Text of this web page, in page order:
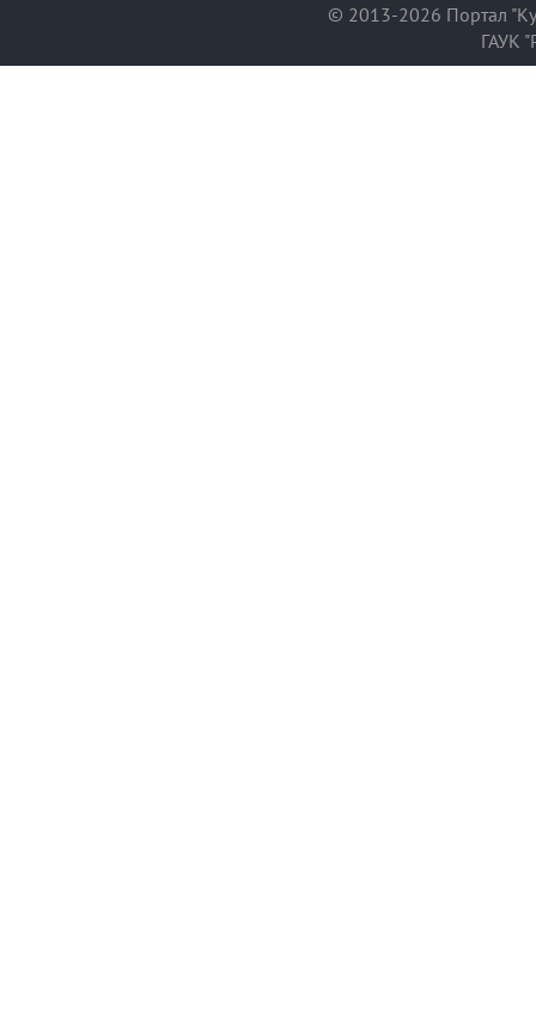
© 2013-2026 Портал
ГАУК